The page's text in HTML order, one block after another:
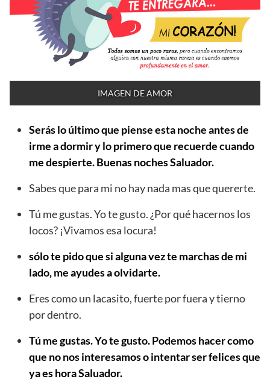
IMAGEN DE AMOR
Serás lo último que piense esta noche antes de
irme a dormir y lo primero que recuerde cuando
me despierte. Buenas noches Saluador.
Sabes que para mi no hay nada mas que quererte.
Tú me gustas. Yo te gusto. ¿Por qué hacernos los
locos? ¡Vivamos esa locura!
sólo te pido que si alguna vez te marchas de mi
lado, me ayudes a olvidarte.
Eres como un lacasito, fuerte por fuera y tierno
por dentro.
Tú me gustas. Yo te gusto. Podemos hacer como
que no nos interesamos o intentar ser felices que
ya es hora Saluador.